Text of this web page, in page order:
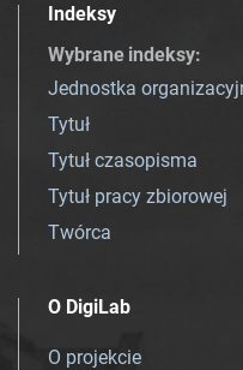
Indeksy
Wybrane indeksy:
Jednostka
Tytuł
Tytuł czasopisma
Tytuł pracy zbiorowej
Twórca
O DigiLab
O projekcie